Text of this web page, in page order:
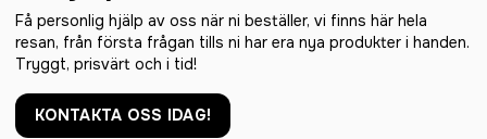
Få personlig hjälp av oss när ni beställer, vi finns här hela
resan, från första frågan tills ni har era nya produkter i handen.
Tryggt, prisvärt och i tid!
KONTAKTA OSS IDAG!